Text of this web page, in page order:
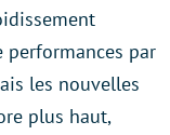
par
les nouvelles
plus haut,